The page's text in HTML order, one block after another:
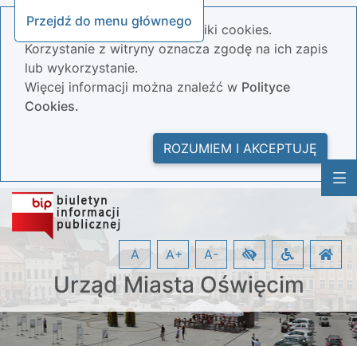
Przejdź do menu głównego
Nasza strona wykorzystuje pliki cookies.
Korzystanie z witryny oznacza zgodę na ich zapis
lub wykorzystanie.
Więcej informacji można znaleźć w Polityce
Cookies.
ROZUMIEM I AKCEPTUJĘ
Urząd Miasta Oświęcim
A A+ A-